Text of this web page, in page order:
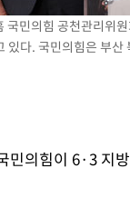
위, 열대야 계속[다음
의 기회로 삼겠다"
망과 걱정 안겨드려
민의힘 공천관리위
있다. 국민의힘은 부
민의힘이 6·3 지